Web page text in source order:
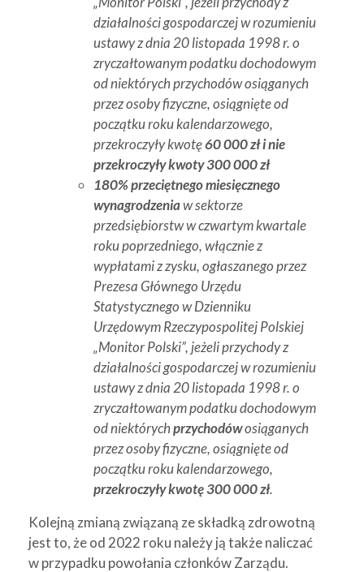
działalności gospodarczej w rozumieniu
ustawy z dnia 20 listopada 1998 r. o
zryczałtowanym podatku dochodowym
od niektórych przychodów osiąganych
przez osoby fizyczne, osiągnięte od
początku roku kalendarzowego,
przekroczyły kwotę60 000 zł i nie
przekroczyły kwoty 300 000 zł
180% przeciętnego miesięcznego
wynagrodzeniaw sektorze
przedsiębiorstw w czwartym kwartale
roku poprzedniego, włącznie z
wypłatami z zysku, ogłaszanego przez
Prezesa Głównego Urzędu
Statystycznego w Dzienniku
Urzędowym Rzeczypospolitej Polskiej
„Monitor Polski”, jeżeli przychody z
działalności gospodarczej w rozumieniu
ustawy z dnia 20 listopada 1998 r. o
zryczałtowanym podatku dochodowym
od niektórychprzychodówosiąganych
przez osoby fizyczne, osiągnięte od
początku roku kalendarzowego,
przekroczyły kwotę 300 000 zł.
Kolejną zmianą związaną ze składką zdrowotną
jest to, że od 2022 roku należy ją także naliczać
w przypadku powołania członków Zarządu.